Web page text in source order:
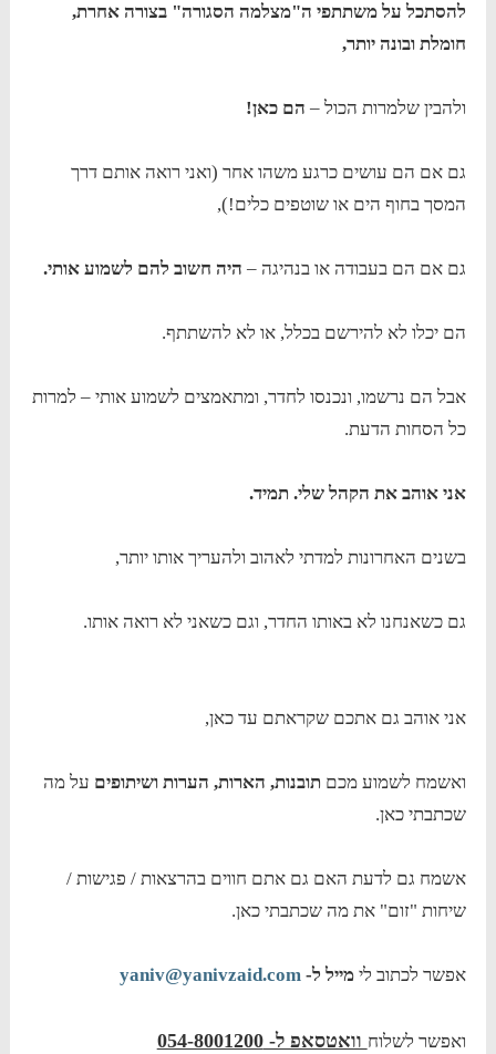
להסתכל על משתתפי ה"מצלמה הסגורה" בצורה אחרת,
חומלת ובונה יותר,
ולהבין שלמרות הכול – הם כאן!
גם אם הם עושים כרגע משהו אחר (ואני רואה אותם דרך
המסך בחוף הים או שוטפים כלים!),
גם אם הם בעבודה או בנהיגה – היה חשוב להם לשמוע אותי.
הם יכלו לא להירשם בכלל, או לא להשתתף.
אבל הם נרשמו, ונכנסו לחדר, ומתאמצים לשמוע אותי – למרות
כל הסחות הדעת.
אני אוהב את הקהל שלי. תמיד.
בשנים האחרונות למדתי לאהוב ולהעריך אותו יותר,
גם כשאנחנו לא באותו החדר, וגם כשאני לא רואה אותו.
אני אוהב גם אתכם שקראתם עד כאן,
ואשמח לשמוע מכם תובנות, הארות, הערות ושיתופים על מה
שכתבתי כאן.
אשמח גם לדעת האם גם אתם חווים בהרצאות / פגישות /
שיחות "זום" את מה שכתבתי כאן.
אפשר לכתוב לימייל ל- yaniv@yanivzaid.com
ואפשר לשלוח וואטסאפ ל- 054-8001200